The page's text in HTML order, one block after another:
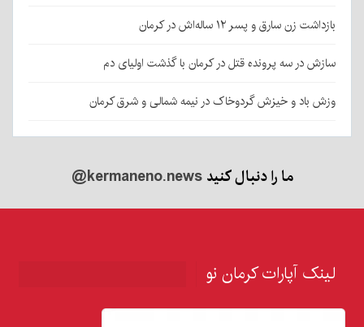
بازداشت زن سارق و پسر ۱۲ ساله‌اش در کرمان
سازش در سه پرونده قتل در کرمان با گذشت اولیای دم
وزش باد و خیزش گردوخاک در نیمه شمالی و شرق کرمان
ما را دنبال کنید@kermaneno.news
لینک آپارات کرمان نو